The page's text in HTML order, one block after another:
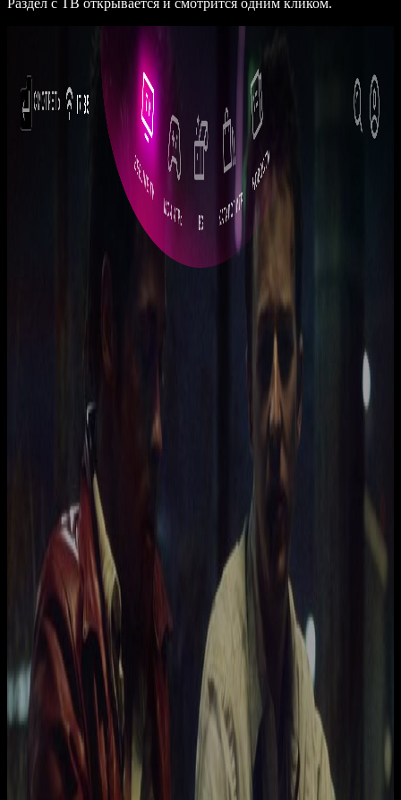
Раздел с ТВ открывается и смотрится одним кликом.